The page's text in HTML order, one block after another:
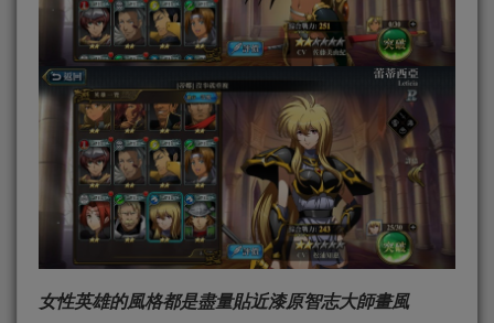
女性英雄的風格都是盡量貼近漆原智志大師畫風